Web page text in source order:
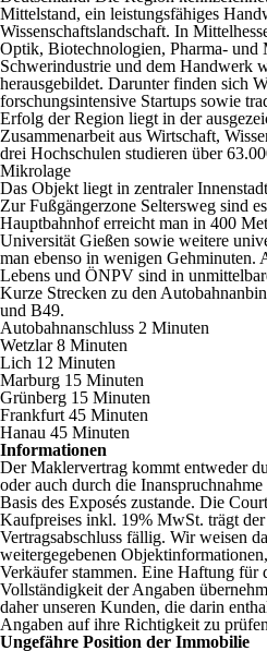
Mittelstand, ein leistungsfähiges
Wissenschaftslandschaft. In
Optik, Biotechnologien, Pharma- und
Schwerindustrie und dem Handwerk
herausgebildet. Darunter finden sich
forschungsintensive Startups sowie
Erfolg der Region liegt in der
Zusammenarbeit aus Wirtschaft,
drei Hochschulen studieren über
Mikrolage
Das Objekt liegt in zentraler
Zur Fußgängerzone Seltersweg sind
Hauptbahnhof erreicht man in 400
Universität Gießen sowie weitere
man ebenso in wenigen Gehminuten.
Lebens und ÖNPV sind in
Kurze Strecken zu den
und B49.
Autobahnanschluss 2 Minuten
Wetzlar 8 Minuten
Lich 12 Minuten
Marburg 15 Minuten
Grünberg 15 Minuten
Frankfurt 45 Minuten
Hanau 45 Minuten
Informationen
Der Maklervertrag kommt entweder
oder auch durch die
Basis des Exposés zustande. Die
Kaufpreises inkl. 19% MwSt. trägt
Vertragsabschluss fällig. Wir weisen
weitergegebenen
Verkäufer stammen. Eine Haftung für
Vollständigkeit der Angaben
daher unseren Kunden, die darin
Angaben auf ihre Richtigkeit zu
Ungefähre Position der Immobilie